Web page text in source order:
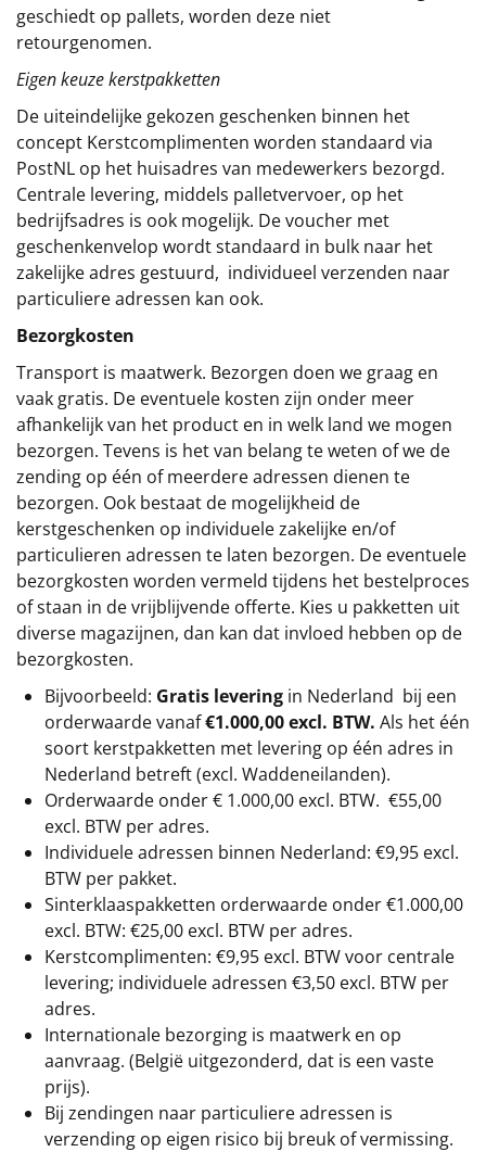
geschiedt op pallets, worden deze niet
retourgenomen.
Eigen keuze kerstpakketten
De uiteindelijke gekozen geschenken binnen het
concept Kerstcomplimenten worden standaard via
PostNL op het huisadres van medewerkers bezorgd.
Centrale levering, middels palletvervoer, op het
bedrijfsadres is ook mogelijk. De voucher met
geschenkenvelop wordt standaard in bulk naar het
zakelijke adres gestuurd, individueel verzenden naar
particuliere adressen kan ook.
Bezorgkosten
Transport is maatwerk. Bezorgen doen we graag en
vaak gratis. De eventuele kosten zijn onder meer
afhankelijk van het product en in welk land we mogen
bezorgen. Tevens is het van belang te weten of we de
zending op één of meerdere adressen dienen te
bezorgen. Ook bestaat de mogelijkheid de
kerstgeschenken op individuele zakelijke en/of
particulieren adressen te laten bezorgen. De eventuele
bezorgkosten worden vermeld tijdens het bestelproces
of staan in de vrijblijvende offerte. Kies u pakketten uit
diverse magazijnen, dan kan dat invloed hebben op de
bezorgkosten.
Bijvoorbeeld: Gratis levering in Nederland bij een
orderwaarde vanaf€1.000,00 excl. BTW. Als het één
soort kerstpakketten met levering op één adres in
Nederland betreft (excl. Waddeneilanden).
Orderwaarde onder € 1.000,00 excl. BTW. €55,00
excl. BTW per adres.
Individuele adressen binnen Nederland: €9,95 excl.
BTW per pakket.
Sinterklaaspakketten orderwaarde onder €1.000,00
excl. BTW: €25,00 excl. BTW per adres.
Kerstcomplimenten: €9,95 excl. BTW voor centrale
levering; individuele adressen €3,50 excl. BTW per
adres.
Internationale bezorging is maatwerk en op
aanvraag. (België uitgezonderd, dat is een vaste
prijs).
Bij zendingen naar particuliere adressen is
verzending op eigen risico bij breuk of vermissing.